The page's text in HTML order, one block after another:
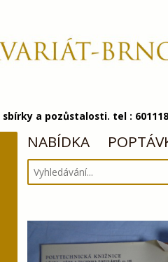
a pozůstalosti. tel :
NABÍDKA